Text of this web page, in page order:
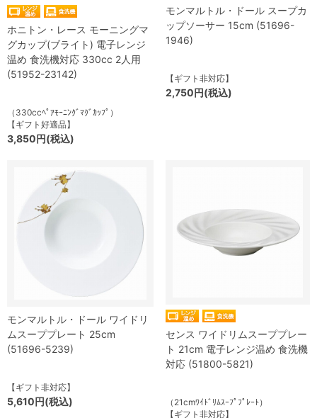
ホニトン・レース モーニングマ
グカップ(ブライト) 電子レンジ
温め 食洗機対応 330cc 2人用
(51952-23142)
（330ccﾍﾟｱﾓｰﾆﾝｸﾞﾏｸﾞｶｯﾌﾟ）
【ギフト好適品】
3,850円(税込)
モンマルトル・ドール スープカ
ップソーサー 15cm (51696-
1946)
【ギフト非対応】
2,750円(税込)
モンマルトル・ドール ワイドリ
ムスーププレート 25cm
(51696-5239)
【ギフト非対応】
5,610円(税込)
センス ワイドリムスーププレー
ト 21cm 電子レンジ温め 食洗機
対応 (51800-5821)
（21cmﾜｲﾄﾞﾘﾑｽｰﾌﾟﾌﾟﾚｰﾄ）
【ギフト非対応】